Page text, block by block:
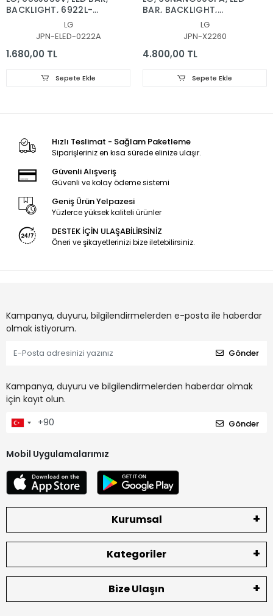
BACKLIGHT, 6922L-
0222A, 6916L2879A,
6916L2873A, 65'' V17
AS1 2879, 2873
LG
JPN-ELED-0222A
1.680,00 TL
Sepete Ekle
BAR, BACKLIGHT,
LG
JPN-X2260
4.800,00 TL
Sepete Ekle
Hızlı Teslimat - Sağlam Paketleme
Siparişleriniz en kısa sürede elinize ulaşır.
Güvenli Alışveriş
Güvenli ve kolay ödeme sistemi
Geniş Ürün Yelpazesi
Yüzlerce yüksek kaliteli ürünler
DESTEK İÇİN ULAŞABİLİRSİNİZ
Öneri ve şikayetlerinizi bize iletebilirsiniz.
Kampanya, duyuru, bilgilendirmelerden e-posta ile haberdar
olmak istiyorum.
Gönder
Kampanya, duyuru ve bilgilendirmelerden haberdar olmak
için kayıt olun.
Gönder
Mobil Uygulamalarımız
Kurumsal
Kategoriler
Bize Ulaşın